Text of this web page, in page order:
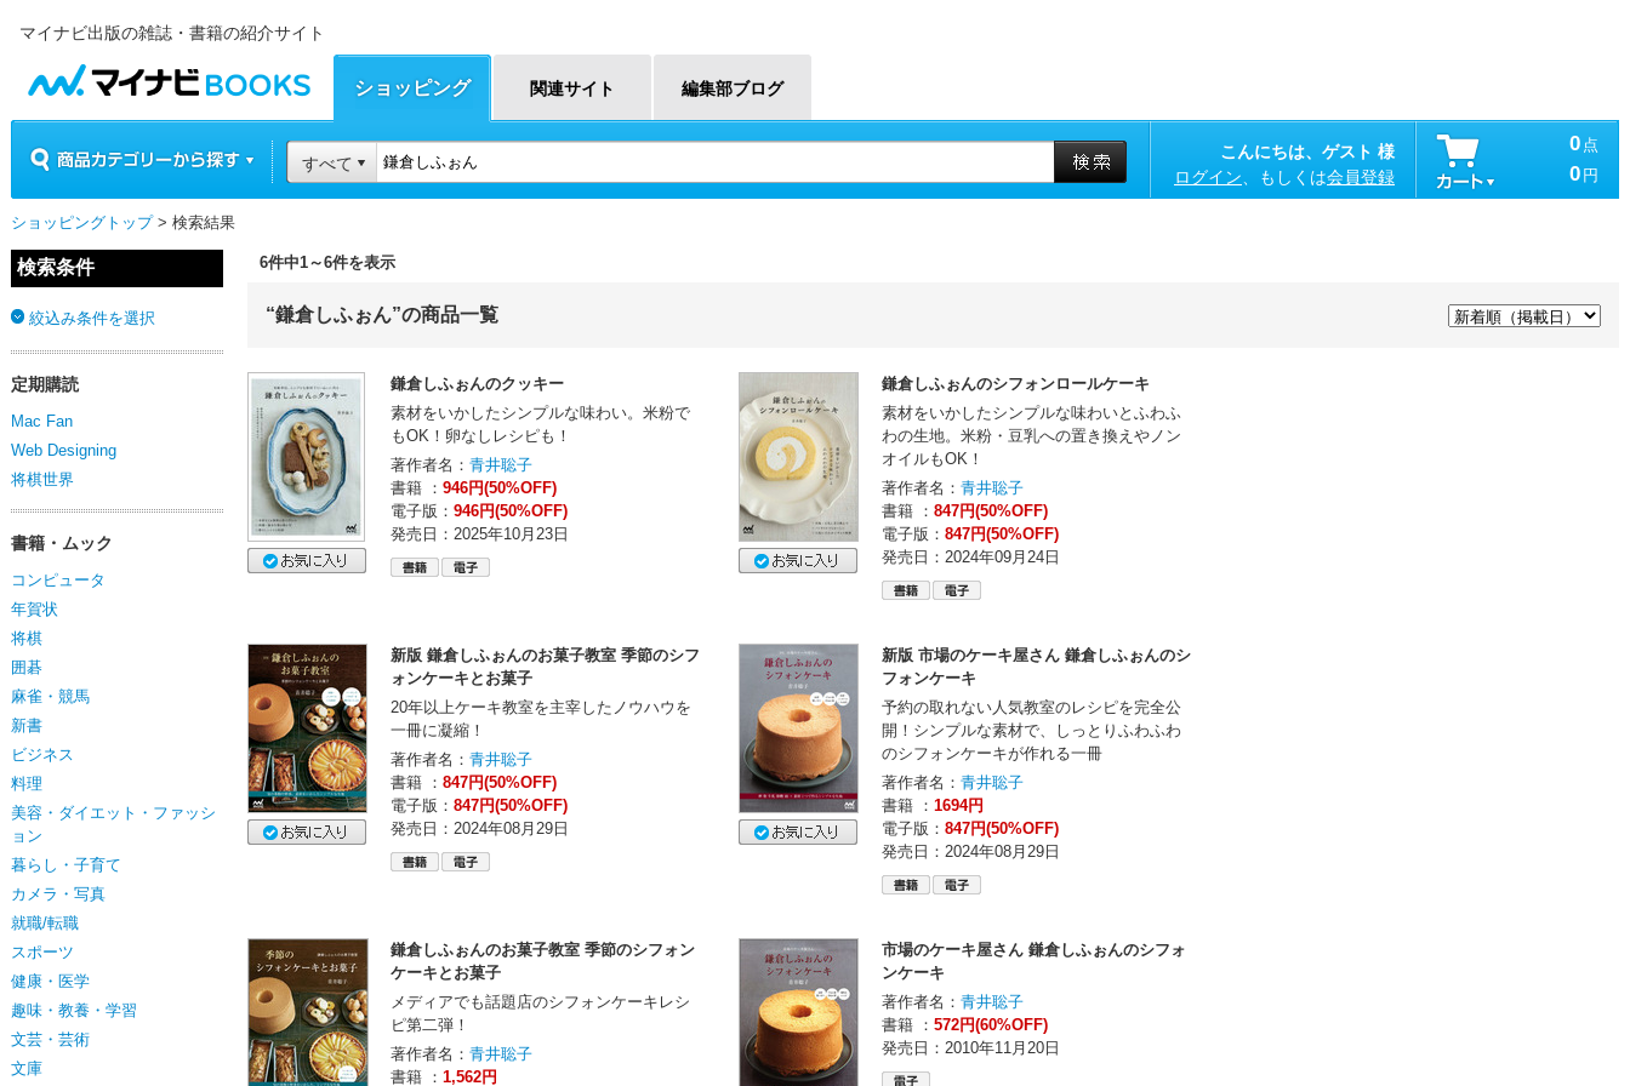
マイナビ出版の雑誌・書籍の紹介サイト
マイナビBOOKS
ショッピング 関連サイト 編集部ブログ
すべて
こんにちは、ゲスト 様
ログイン 、もしくは会員登録
0 点
0 円
ショッピングトップ> 検索結果
6件中1～6件を表示
“鎌倉しふぉん”の商品一覧
鎌倉しふぉんのクッキー
素材をいかしたシンプルな味わい。米粉で
もOK！卵なしレシピも！
著作者名： 青井聡子
書籍 ： 946円(50%OFF)
電子版： 946円(50%OFF)
発売日：2025年10月23日
鎌倉しふぉんのシフォンロールケーキ
素材をいかしたシンプルな味わいとふわふ
わの生地。米粉・豆乳への置き換えやノン
オイルもOK！
著作者名： 青井聡子
書籍 ： 847円(50%OFF)
電子版： 847円(50%OFF)
発売日：2024年09月24日
新版 鎌倉しふぉんのお菓子教室 季節のシフ
ォンケーキとお菓子
20年以上ケーキ教室を主宰したノウハウを
一冊に凝縮！
著作者名： 青井聡子
書籍 ： 847円(50%OFF)
電子版： 847円(50%OFF)
発売日：2024年08月29日
新版 市場のケーキ屋さん 鎌倉しふぉんのシ
フォンケーキ
予約の取れない人気教室のレシピを完全公
開！シンプルな素材で、しっとりふわふわ
のシフォンケーキが作れる一冊
著作者名： 青井聡子
書籍 ： 1694円
電子版： 847円(50%OFF)
発売日：2024年08月29日
鎌倉しふぉんのお菓子教室 季節のシフォン
ケーキとお菓子
メディアでも話題店のシフォンケーキレシ
ピ第二弾！
著作者名： 青井聡子
書籍 ： 1,562円
市場のケーキ屋さん 鎌倉しふぉんのシフォ
ンケーキ
著作者名： 青井聡子
書籍 ： 572円(60%OFF)
発売日：2010年11月20日
検索条件
絞込み条件を選択
定期購読
Mac Fan
Web Designing
将棋世界
書籍・ムック
コンピュータ
年賀状
将棋
囲碁
麻雀・競馬
新書
ビジネス
料理
美容・ダイエット・ファッシ
ョン
暮らし・子育て
カメラ・写真
就職/転職
スポーツ
健康・医学
趣味・教養・学習
文芸・芸術
文庫